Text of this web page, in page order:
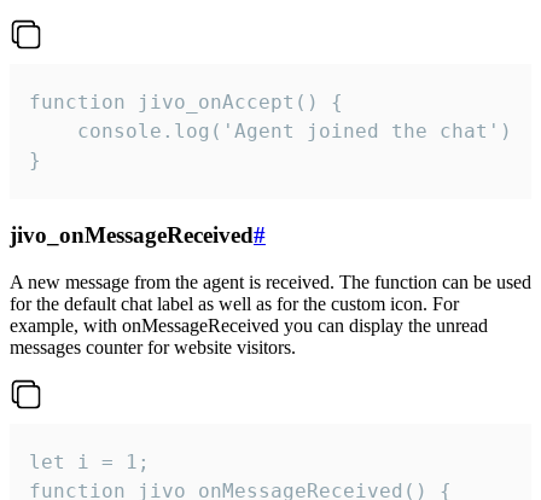
function jivo_onAccept() {
}
jivo_onMessageReceived#
A new message from the agent is received. The function can be used
for the default chat label as well as for the custom icon. For
example, with onMessageReceived you can display the unread
messages counter for website visitors.
let i = 1;
function jivo_onMessageReceived() {